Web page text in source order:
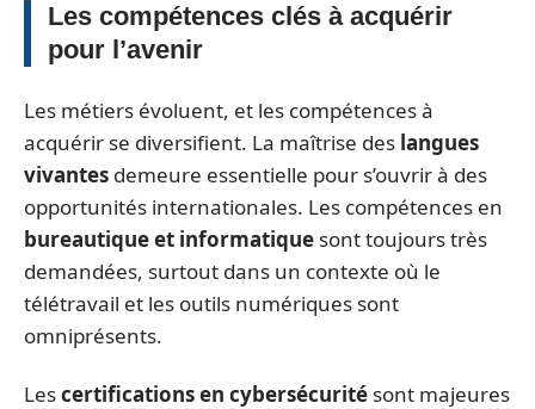
Les compétences clés à acquérir
pour l’avenir
Les métiers évoluent, et les compétences à
acquérir se diversifient. La maîtrise des langues
vivantes demeure essentielle pour s’ouvrir à des
opportunités internationales. Les compétences en
bureautique et informatique sont toujours très
demandées, surtout dans un contexte où le
télétravail et les outils numériques sont
omniprésents.
Lescertifications en cybersécurité sont majeures